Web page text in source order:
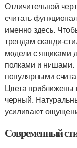
Отличительной
считать
именно здесь.
трендам сканди-
модели с ящиками
полками и нишами.
популярными
Цвета приближены
черный.
усиливают
Современный